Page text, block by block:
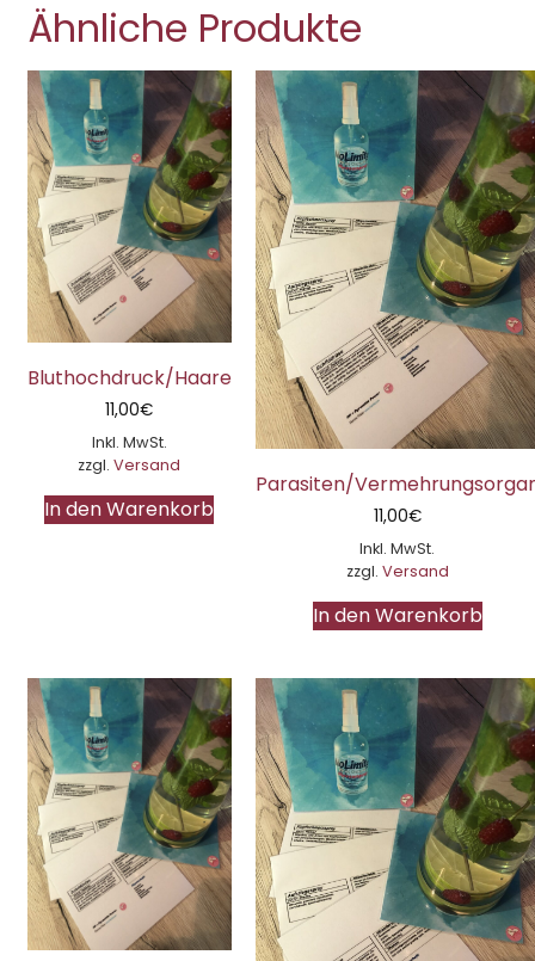
Ähnliche Produkte
Bluthochdruck/Haare
11,00€
Inkl. MwSt.
zzgl.Versand
In den Warenkorb
Parasiten/
11,00€
Inkl. MwSt.
zzgl. Versand
In den Warenkorb